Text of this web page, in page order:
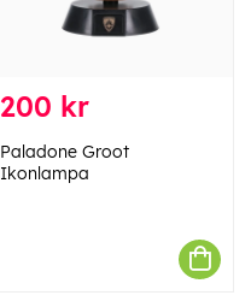
200 kr
Paladone Groot
Ikonlampa